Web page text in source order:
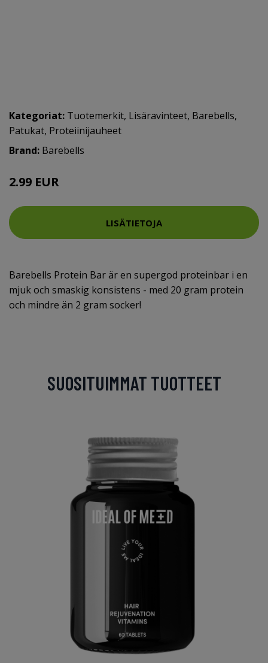
Kategoriat: Tuotemerkit, Lisäravinteet, Barebells,
Patukat, Proteiinijauheet
Brand: Barebells
2.99 EUR
LISÄTIETOJA
Barebells Protein Bar är en supergod proteinbar i en
mjuk och smaskig konsistens - med 20 gram protein
och mindre än 2 gram socker!
SUOSITUIMMAT TUOTTEET